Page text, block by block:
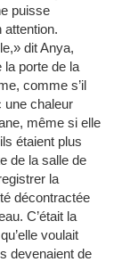
puisse
attention.
dit Anya,
la porte de la
comme s’il
une chaleur
même si elle
étaient plus
de la salle de
la
décontractée
C’était la
voulait
devenaient de